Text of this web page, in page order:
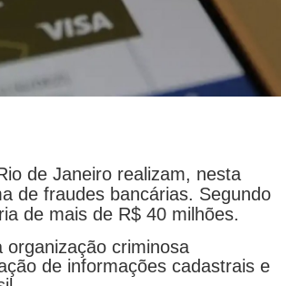
de Janeiro realizam, nesta
de fraudes bancárias. Segundo
de mais de R$ 40 milhões.
criminosa
de informações cadastrais e